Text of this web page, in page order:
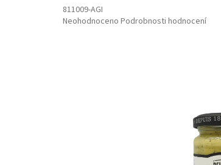
811009-AGI
Průměrné
Neohodnoceno Podrobnosti hodnocení